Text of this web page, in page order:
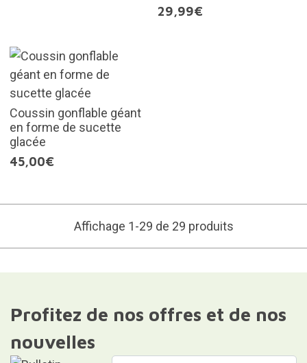
29,99€
Coussin gonflable géant
en forme de sucette
glacée
45,00€
Affichage 1-29 de 29 produits
Profitez de nos offres et de nos
nouvelles